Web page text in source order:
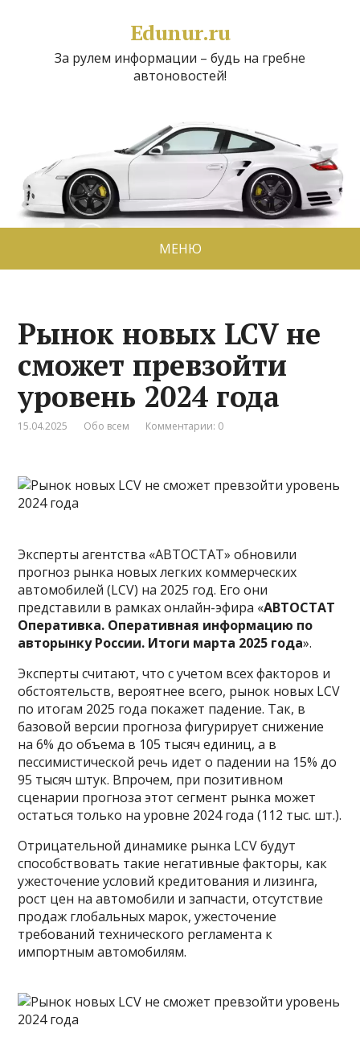
Edunur.ru
За рулем информации – будь на гребне
автоновостей!
МЕНЮ
Рынок новых LCV не
сможет превзойти
уровень 2024 года
15.04.2025 Обо всем Комментарии: 0
Эксперты агентства «АВТОСТАТ» обновили
прогноз рынка новых легких коммерческих
автомобилей (LCV) на 2025 год. Его они
представили в рамках онлайн-эфира «АВТОСТАТ
Оперативка. Оперативная информацию по
авторынку России. Итоги марта 2025 года».
Эксперты считают, что с учетом всех факторов и
обстоятельств, вероятнее всего, рынок новых LCV
по итогам 2025 года покажет падение. Так, в
базовой версии прогноза фигурирует снижение
на 6% до объема в 105 тысяч единиц, а в
пессимистической речь идет о падении на 15% до
95 тысяч штук. Впрочем, при позитивном
сценарии прогноза этот сегмент рынка может
остаться только на уровне 2024 года (112 тыс. шт.).
Отрицательной динамике рынка LCV будут
способствовать такие негативные факторы, как
ужесточение условий кредитования и лизинга,
рост цен на автомобили и запчасти, отсутствие
продаж глобальных марок, ужесточение
требований технического регламента к
импортным автомобилям.